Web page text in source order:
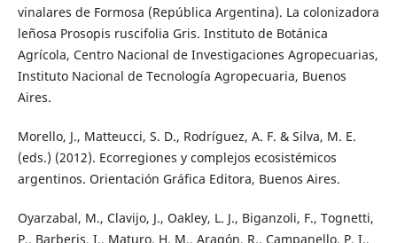
vinalares de Formosa (República Argentina). La colonizadora
leñosa Prosopis ruscifolia Gris. Instituto de Botánica
Agrícola, Centro Nacional de Investigaciones Agropecuarias,
Instituto Nacional de Tecnología Agropecuaria, Buenos
Aires.
Morello, J., Matteucci, S. D., Rodríguez, A. F. & Silva, M. E.
(eds.) (2012). Ecorregiones y complejos ecosistémicos
argentinos. Orientación Gráfica Editora, Buenos Aires.
Oyarzabal, M., Clavijo, J., Oakley, L. J., Biganzoli, F., Tognetti,
P., Barberis, I., Maturo, H. M., Aragón, R., Campanello, P. I.,